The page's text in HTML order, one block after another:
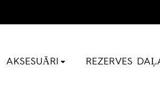
AKSESUĀRI REZERVES